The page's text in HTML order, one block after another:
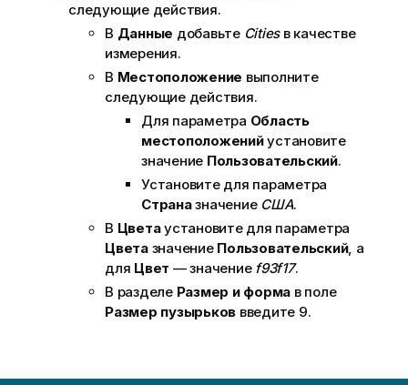
следующие действия.
В Данные добавьте Citiesв качестве
измерения.
В Местоположение выполните
следующие действия.
Для параметра Область
местоположенийустановите
значение Пользовательский.
Установите для параметра
Страназначение США.
В Цветаустановите для параметра
Цветазначение Пользовательский, а
для Цвет — значение f93f17.
В разделе Размер и форма в поле
Размер пузырьков введите 9.